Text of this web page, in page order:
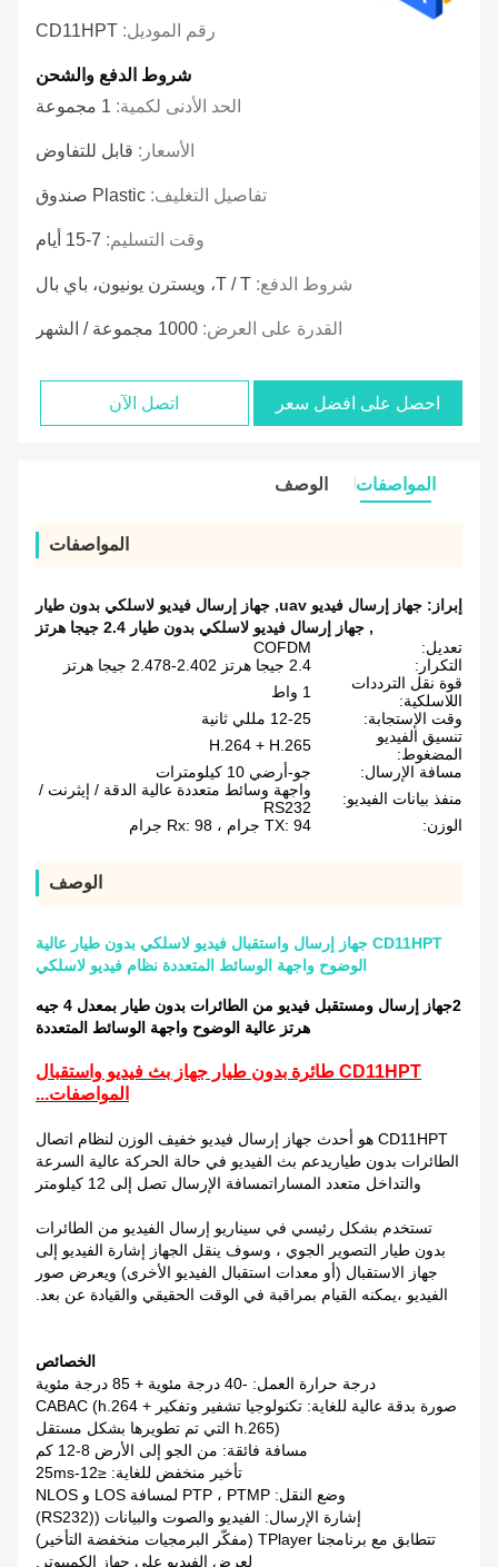
رقم الموديل: CD11HPT
شروط الدفع والشحن
الحد الأدنى لكمية: 1 مجموعة
الأسعار: قابل للتفاوض
تفاصيل التغليف: Plastic صندوق
وقت التسليم: 7-15 أيام
شروط الدفع: T / T، ويسترن يونيون، باي بال
القدرة على العرض: 1000 مجموعة / الشهر
احصل على افضل سعر اتصل الآن
المواصفات الوصف
المواصفات
إبراز: جهاز إرسال فيديو uav , جهاز إرسال فيديو لاسلكي بدون طيار
, جهاز إرسال فيديو لاسلكي بدون طيار 2.4 جيجا هرتز
تعديل:
COFDM
التكرار:
2.4 جيجا هرتز 2.402-2.478 جيجا هرتز
قوة نقل الترددات
اللاسلكية:
1 واط
وقت الإستجابة:
12-25 مللي ثانية
تنسيق الفيديو
المضغوط:
H.264 + H.265
مسافة الإرسال:
جو-أرضي 10 كيلومترات
منفذ بيانات الفيديو:
واجهة وسائط متعددة عالية الدقة / إيثرنت /
RS232
الوزن:
TX: 94 جرام ، Rx: 98 جرام
الوصف
CD11HPT جهاز إرسال واستقبال فيديو لاسلكي بدون طيار عالية
الوضوح واجهة الوسائط المتعددة نظام فيديو لاسلكي
2جهاز إرسال ومستقبل فيديو من الطائرات بدون طيار بمعدل 4 جيه
هرتز عالية الوضوح واجهة الوسائط المتعددة
CD11HPT طائرة بدون طيار جهاز بث فيديو واستقبال
المواصفات...
CD11HPT هو أحدث جهاز إرسال فيديو خفيف الوزن لنظام اتصال
الطائرات بدون طياريدعم بث الفيديو في حالة الحركة عالية السرعة
والتداخل متعدد المساراتمسافة الإرسال تصل إلى 12 كيلومتر
تستخدم بشكل رئيسي في سيناريو إرسال الفيديو من الطائرات
بدون طيار التصوير الجوي ، وسوف ينقل الجهاز إشارة الفيديو إلى
جهاز الاستقبال (أو معدات استقبال الفيديو الأخرى) ويعرض صور
الفيديو ،يمكنه القيام بمراقبة في الوقت الحقيقي والقيادة عن بعد.
الخصائص
درجة حرارة العمل: -40 درجة مئوية + 85 درجة مئوية
صورة بدقة عالية للغاية: تكنولوجيا تشفير وتفكير CABAC (h.264 +
h.265) التي تم تطويرها بشكل مستقل
مسافة فائقة: من الجو إلى الأرض 8-12 كم
تأخير منخفض للغاية: ≤12-25ms
وضع النقل: PTP ، PTMP لمسافة LOS و NLOS
إشارة الإرسال: الفيديو والصوت والبيانات ((RS232)
تتطابق مع برنامجنا TPlayer (مفكّر البرمجيات منخفضة التأخير)
لعرض الفيديو على جهاز الكمبيوتر.